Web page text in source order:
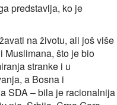
predstavlja, ko je
na životu, ali još više
Muslimana, što je bio
stranke i u
a Bosna i
SDA – bila je racionalnija